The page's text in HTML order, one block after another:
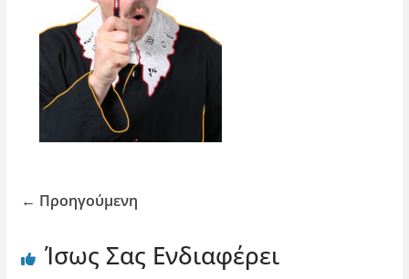
← Προηγούμενη
Ίσως Σας Ενδιαφέρει